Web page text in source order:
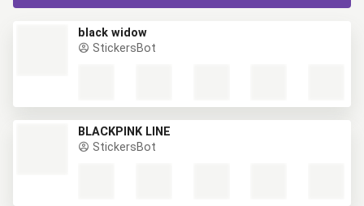
black widow
StickersBot
BLACKPINK LINE
StickersBot